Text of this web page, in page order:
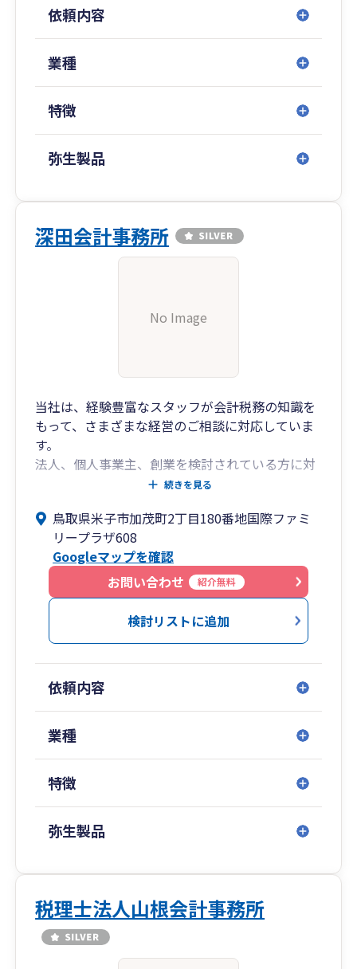
依頼内容
業種
特徴
弥生製品
深田会計事務所
No Image
当社は、経験豊富なスタッフが会計税務の知識を
もって、さまざまな経営のご相談に対応していま
す。
法人、個人事業主、創業を検討されている方に対
して、会計税務相談から、法人化のご相談、資金
広くサービスを提供しています。
上記の経営相談以外に、相続申告ももちろん対応
しています。
各種ツールを利用してリモートでの支援も積極的
に対応していますので、お気軽にご相談くださ
続きを見る
鳥取県米子市加茂町2丁目180番地国際ファミ
リープラザ608
Googleマップを確認
お問い合わせ
紹介無料
検討リストに追加
依頼内容
業種
特徴
弥生製品
税理士法人山根会計事務所